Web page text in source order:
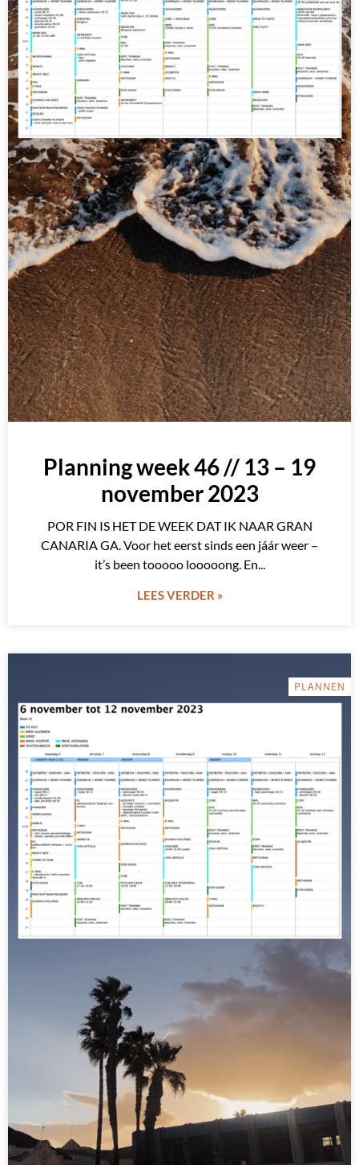
Planning week 46 // 13 – 19
november 2023
POR FIN IS HET DE WEEK DAT IK NAAR GRAN
CANARIA GA. Voor het eerst sinds een jáár weer –
it’s been tooooo looooong. En
LEES VERDER »
PLANNEN